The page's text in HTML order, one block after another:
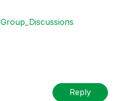
Group_Discussions
Reply